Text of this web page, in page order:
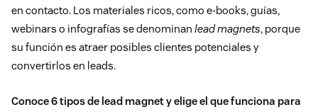
en contacto. Los materiales ricos, como e-books, guías,
webinars o infografías se denominan lead magnets, porque
su función es atraer posibles clientes potenciales y
convertirlos en leads.
Conoce 6 tipos de lead magnety elige el que funciona para